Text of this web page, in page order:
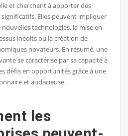
et cherchent à apporter des
Elles peuvent impliquer
nouvelles technologies, la mise en
inédits ou la création de
novateurs. En résumé, une
se caractérise par sa capacité à
défis en opportunités grâce à une
et audacieuse.
les